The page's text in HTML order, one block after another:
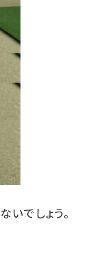
でしょう。